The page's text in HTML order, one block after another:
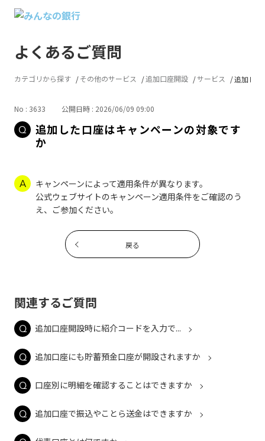
よくあるご質問
カテゴリから探す その他のサービス 追加口座開設 サービス 追加した
No : 3633 公開日時 : 2026/06/09 09:00
追加した口座はキャンペーンの対象です
か
キャンペーンによって適用条件が異なります。
公式ウェブサイトのキャンペーン適用条件をご確認のう
え、ご参加ください。
戻る
関連するご質問
追加口座開設時に紹介コードを入力で...
追加口座にも貯蓄預金口座が開設されますか
口座別に明細を確認することはできますか
追加口座で振込やことら送金はできますか